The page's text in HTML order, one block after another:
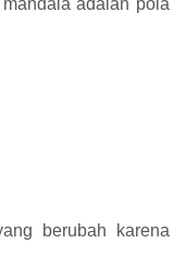
adalah pola
berubah karena